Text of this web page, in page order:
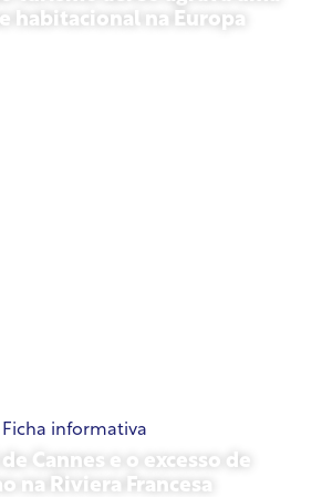
habitacional na Europa
Ficha informativa
Cannes e o excesso de
na Riviera Francesa